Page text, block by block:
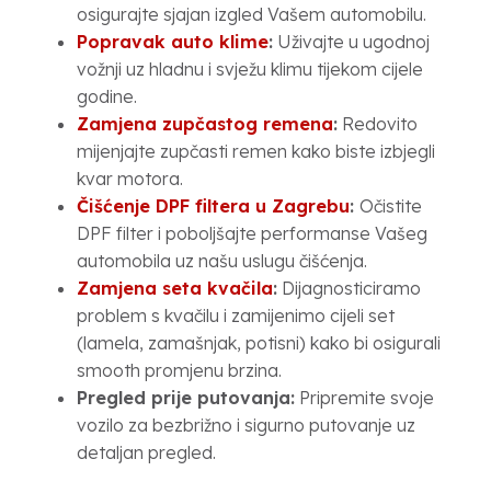
osigurajte sjajan izgled Vašem automobilu.
Popravak auto klime: Uživajte u ugodnoj
vožnji uz hladnu i svježu klimu tijekom cijele
godine.
Zamjena zupčastog remena: Redovito
mijenjajte zupčasti remen kako biste izbjegli
kvar motora.
Čišćenje DPF filtera u Zagrebu: Očistite
DPF filter i poboljšajte performanse Vašeg
automobila uz našu uslugu čišćenja.
Zamjena seta kvačila: Dijagnosticiramo
problem s kvačilu i zamijenimo cijeli set
(lamela, zamašnjak, potisni) kako bi osigurali
smooth promjenu brzina.
Pregled prije putovanja: Pripremite svoje
vozilo za bezbrižno i sigurno putovanje uz
detaljan pregled.